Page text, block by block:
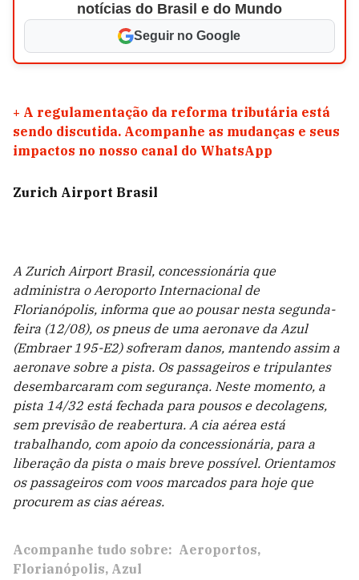
notícias do Brasil e do Mundo
Seguir no Google
+ A regulamentação da reforma tributária está
sendo discutida. Acompanhe as mudanças e seus
impactos no nosso canal do WhatsApp
Zurich Airport Brasil
A Zurich Airport Brasil, concessionária que
administra o Aeroporto Internacional de
Florianópolis, informa que ao pousar nesta segunda-
feira (12/08), os pneus de uma aeronave da Azul
(Embraer 195-E2) sofreram danos, mantendo assim a
aeronave sobre a pista. Os passageiros e tripulantes
desembarcaram com segurança. Neste momento, a
pista 14/32 está fechada para pousos e decolagens,
sem previsão de reabertura. A cia aérea está
trabalhando, com apoio da concessionária, para a
liberação da pista o mais breve possível. Orientamos
os passageiros com voos marcados para hoje que
procurem as cias aéreas.
Acompanhe tudo sobre: Aeroportos
Florianópolis Azul